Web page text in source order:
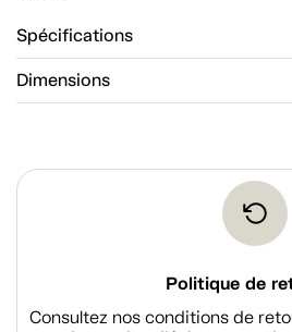
Spécifications
Dimensions
Politique de
Consultez nos conditions de